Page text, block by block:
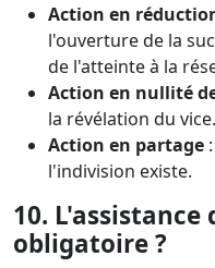
Action en
l'ouverture de la
de l'atteinte à la
Action en nullité
la révélation du vice.
Action en partage
l'indivision existe.
10.
obligatoire ?